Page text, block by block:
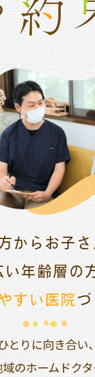
からお子
い年齢層の
すい医院
とりに向き合い
のホームドクタ